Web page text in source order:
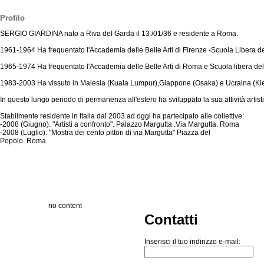
Profilo
SERGIO GIARDINA nato a Riva del Garda il 13 /01/36 e residente a Roma.
1961-1964 Ha frequentato l'Accademia delle Belle Arti di Firenze -Scuola Libera
1965-1974 Ha frequentato l'Accademia delle Belle Arti di Roma e Scuola libera
1983-2003 Ha vissuto in Malesia (Kuala Lumpur),Giappone (Osaka) e Ucraina
In questo lungo periodo di permanenza all'estero ha sviluppato la sua attività
Stabilmente residente in Italia dal 2003 ad oggi ha partecipato alle collettive:
-2008 (Giugno). "Artisti a confronto". Palazzo Margutta .Via Margutta. Roma
-2008 (Luglio). "Mostra dei cento pittori di via Margutta" Piazza del
Popolo. Roma
no content
Contatti
Inserisci il tuo indirizzo e-mail: